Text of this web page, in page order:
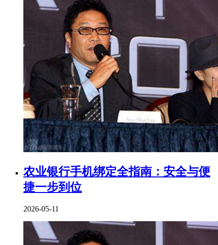
农业银行手机绑定全指南：安全与便
捷一步到位
2026-05-11